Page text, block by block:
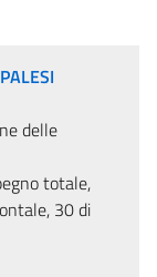
delle
totale,
30 di